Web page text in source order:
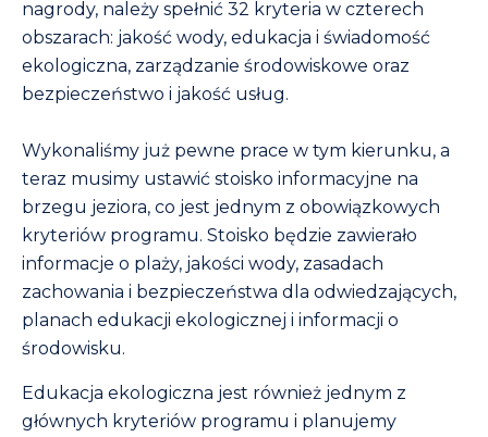
nagrody, należy spełnić 32 kryteria w czterech
obszarach: jakość wody, edukacja i świadomość
ekologiczna, zarządzanie środowiskowe oraz
bezpieczeństwo i jakość usług.
Wykonaliśmy już pewne prace w tym kierunku, a
teraz musimy ustawić stoisko informacyjne na
brzegu jeziora, co jest jednym z obowiązkowych
kryteriów programu. Stoisko będzie zawierało
informacje o plaży, jakości wody, zasadach
zachowania i bezpieczeństwa dla odwiedzających,
planach edukacji ekologicznej i informacji o
środowisku.
Edukacja ekologiczna jest również jednym z
głównych kryteriów programu i planujemy